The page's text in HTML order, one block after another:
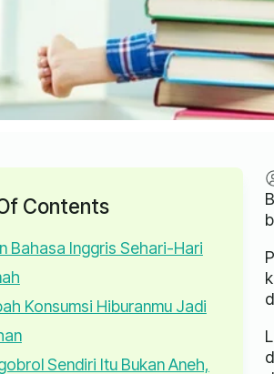
Contents
Bahasa Inggris Sehari-Hari
Konsumsi Hiburanmu Jadi
Sendiri Itu Bukan Aneh,